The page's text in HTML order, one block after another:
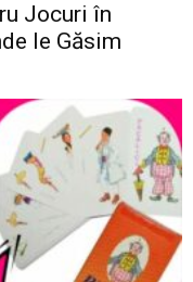
Jocuri în
le Găsim